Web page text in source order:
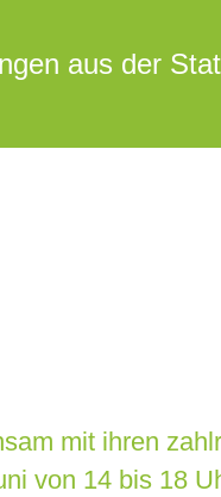
aus der
mit ihren
von 14 bis 18